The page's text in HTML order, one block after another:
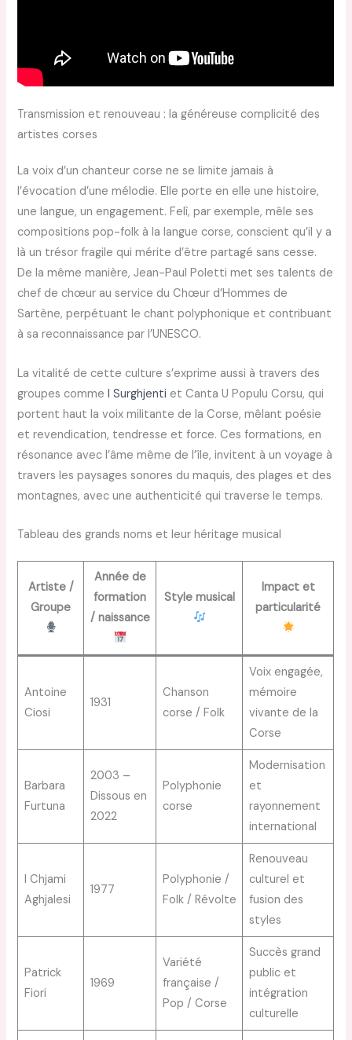
Transmission et renouveau : la généreuse complicité des
artistes corses
La voix d’un chanteur corse ne se limite jamais à
l’évocation d’une mélodie. Elle porte en elle une histoire,
une langue, un engagement. Felì, par exemple, mêle ses
compositions pop-folk à la langue corse, conscient qu’il y a
là un trésor fragile qui mérite d’être partagé sans cesse.
De la même manière, Jean-Paul Poletti met ses talents de
chef de chœur au service du Chœur d’Hommes de
Sartène, perpétuant le chant polyphonique et contribuant
à sa reconnaissance par l’UNESCO.
La vitalité de cette culture s’exprime aussi à travers des
groupes commeI Surghjenti et Canta U Populu Corsu, qui
portent haut la voix militante de la Corse, mêlant poésie
et revendication, tendresse et force. Ces formations, en
résonance avec l’âme même de l’île, invitent à un voyage à
travers les paysages sonores du maquis, des plages et des
montagnes, avec une authenticité qui traverse le temps.
Tableau des grands noms et leur héritage musical
Artiste /
Groupe
Année de
formation
/ naissance
Style musical
Impact et
particularité
Antoine
Ciosi
1931
Chanson
corse / Folk
Voix engagée,
mémoire
vivante de la
Corse
Barbara
Furtuna
2003 –
Dissous en
2022
Polyphonie
corse
Modernisation
et
rayonnement
international
I Chjami
Aghjalesi
1977
Polyphonie /
Folk / Révolte
Renouveau
culturel et
fusion des
styles
Patrick
Fiori
1969
Variété
française /
Pop / Corse
Succès grand
public et
intégration
culturelle